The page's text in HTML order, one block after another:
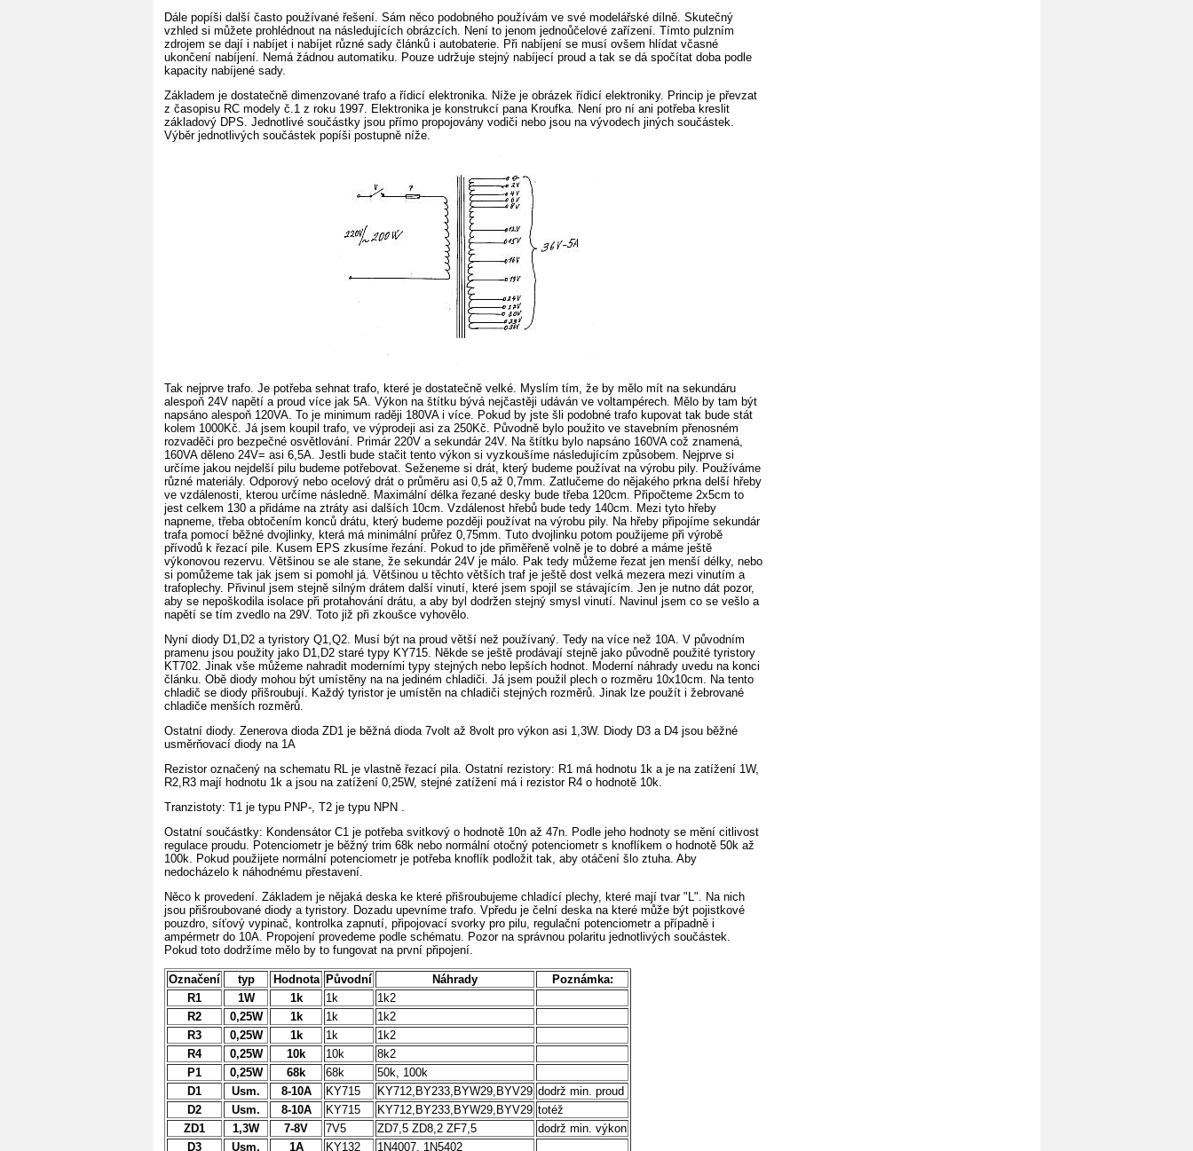
Dále popíši další často používané řešení. Sám něco podobného používám ve své modelářské dílně. Skutečný
vzhled si můžete prohlédnout na následujících obrázcích. Není to jenom jednoůčelové zařízení. Tímto pulzním
zdrojem se dají i nabíjet i nabíjet různé sady článků i autobaterie. Při nabíjení se musí ovšem hlídat včasné
ukončení nabíjení. Nemá žádnou automatiku. Pouze udržuje stejný nabíjecí proud a tak se dá spočítat doba podle
kapacity nabíjené sady.
Základem je dostatečně dimenzované trafo a řídicí elektronika. Níže je obrázek řídicí elektroniky. Princip je převzat
z časopisu RC modely č.1 z roku 1997. Elektronika je konstrukcí pana Kroufka. Není pro ní ani potřeba kreslit
základový DPS. Jednotlivé součástky jsou přímo propojovány vodiči nebo jsou na vývodech jiných součástek.
Výběr jednotlivých součástek popíši postupně níže.
Tak nejprve trafo. Je potřeba sehnat trafo, které je dostatečně velké. Myslím tím, že by mělo mít na sekundáru
alespoň 24V napětí a proud více jak 5A. Výkon na štítku bývá nejčastěji udáván ve voltampérech. Mělo by tam být
napsáno alespoň 120VA. To je minimum raději 180VA i více. Pokud by jste šli podobné trafo kupovat tak bude stát
kolem 1000Kč. Já jsem koupil trafo, ve výprodeji asi za 250Kč. Původně bylo použito ve stavebním přenosném
rozvaděči pro bezpečné osvětlování. Primár 220V a sekundár 24V. Na štítku bylo napsáno 160VA což znamená,
160VA děleno 24V= asi 6,5A. Jestli bude stačit tento výkon si vyzkoušíme následujícím způsobem. Nejprve si
určíme jakou nejdelší pilu budeme potřebovat. Seženeme si drát, který budeme používat na výrobu pily. Používáme
různé materiály. Odporový nebo ocelový drát o průměru asi 0,5 až 0,7mm. Zatlučeme do nějakého prkna delší hřeby
ve vzdálenosti, kterou určíme následně. Maximální délka řezané desky bude třeba 120cm. Připočteme 2x5cm to
jest celkem 130 a přidáme na ztráty asi dalších 10cm. Vzdálenost hřebů bude tedy 140cm. Mezi tyto hřeby
napneme, třeba obtočením konců drátu, který budeme později používat na výrobu pily. Na hřeby připojíme sekundár
trafa pomocí běžné dvojlinky, která má minimální průřez 0,75mm. Tuto dvojlinku potom použijeme při výrobě
přívodů k řezací pile. Kusem EPS zkusíme řezání. Pokud to jde přiměřeně volně je to dobré a máme ještě
výkonovou rezervu. Většinou se ale stane, že sekundár 24V je málo. Pak tedy můžeme řezat jen menší délky, nebo
si pomůžeme tak jak jsem si pomohl já. Většinou u těchto větších traf je ještě dost velká mezera mezi vinutím a
trafoplechy. Přivinul jsem stejně silným drátem další vinutí, které jsem spojil se stávajícím. Jen je nutno dát pozor,
aby se nepoškodila isolace při protahování drátu, a aby byl dodržen stejný smysl vinutí. Navinul jsem co se vešlo a
napětí se tím zvedlo na 29V. Toto již při zkoušce vyhovělo.
Nyní diody D1,D2 a tyristory Q1,Q2. Musí být na proud větší než používaný. Tedy na více než 10A. V původním
pramenu jsou použity jako D1,D2 staré typy KY715. Někde se ještě prodávají stejně jako původně použité tyristory
KT702. Jinak vše můžeme nahradit moderními typy stejných nebo lepších hodnot. Moderní náhrady uvedu na konci
článku. Obě diody mohou být umístěny na na jediném chladiči. Já jsem použil plech o rozměru 10x10cm. Na tento
chladič se diody přišroubují. Každý tyristor je umístěn na chladiči stejných rozměrů. Jinak lze použít i žebrované
chladiče menších rozměrů.
Ostatní diody. Zenerova dioda ZD1 je běžná dioda 7volt až 8volt pro výkon asi 1,3W. Diody D3 a D4 jsou běžné
usměrňovací diody na 1A
Rezistor označený na schematu RL je vlastně řezací pila. Ostatní rezistory: R1 má hodnotu 1k a je na zatížení 1W,
R2,R3 mají hodnotu 1k a jsou na zatížení 0,25W, stejné zatížení má i rezistor R4 o hodnotě 10k.
Tranzistoty: T1 je typu PNP-, T2 je typu NPN .
Ostatní součástky: Kondensátor C1 je potřeba svitkový o hodnotě 10n až 47n. Podle jeho hodnoty se mění citlivost
regulace proudu. Potenciometr je běžný trim 68k nebo normální otočný potenciometr s knoflíkem o hodnotě 50k až
100k. Pokud použijete normální potenciometr je potřeba knoflík podložit tak, aby otáčení šlo ztuha. Aby
nedocházelo k náhodnému přestavení.
Něco k provedení. Základem je nějaká deska ke které přišroubujeme chladící plechy, které mají tvar "L". Na nich
jsou přišroubované diody a tyristory. Dozadu upevníme trafo. Vpředu je čelní deska na které může být pojistkové
pouzdro, síťový vypinač, kontrolka zapnutí, připojovací svorky pro pilu, regulační potenciometr a případně i
ampérmetr do 10A. Propojení provedeme podle schématu. Pozor na správnou polaritu jednotlivých součástek.
Pokud toto dodržíme mělo by to fungovat na první připojení.
Označení typ Hodnota Původní Náhrady
Poznámka:
R1
1W 1k 1k
1k2
R2
0,25W 1k 1k
1k2
R3
0,25W 1k 1k
1k2
R4
0,25W 10k 10k
8k2
P1
0,25W 68k 68k
50k, 100k
D1
Usm. 8-10A KY715 KY712,BY233,BYW29,BYV29 dodrž min. proud
D2
Usm. 8-10A KY715 KY712,BY233,BYW29,BYV29 totéž
ZD1
1,3W 7-8V 7V5 ZD7,5 ZD8,2 ZF7,5
dodrž min. výkon
D3
Usm. 1A KY132 1N4007, 1N5402